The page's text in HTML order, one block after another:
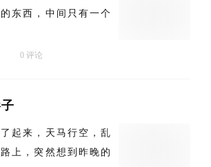
东西，中间只有一个
0 评论
起来，天马行空，乱
上，突然想到昨晚的